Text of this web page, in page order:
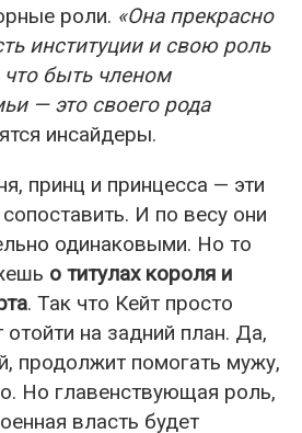
роли. «Она прекрасно
институции и свою роль
что быть членом
— это своего рода
инсайдеры.
принц и принцесса — эти
И по весу они
одинаковыми. Но то
о титулах короля и
. Так что Кейт просто
на задний план. Да,
продолжит помогать мужу,
Но главенствующая роль,
власть будет